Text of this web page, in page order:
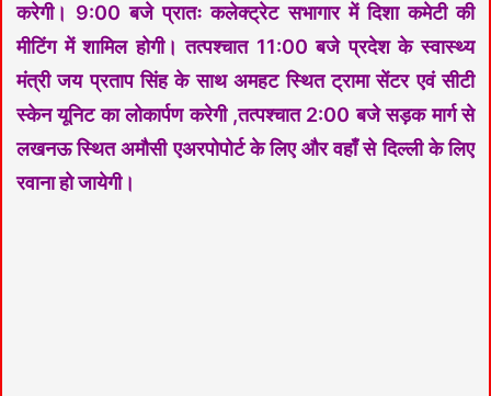
करेगी। 9:00 बजे प्रातः कलेक्ट्रेट सभागार में दिशा कमेटी की
मीटिंग में शामिल होगी। तत्पश्चात 11:00 बजे प्रदेश के स्वास्थ्य
मंत्री जय प्रताप सिंह के साथ अमहट स्थित ट्रामा सेंटर एवं सीटी
स्केन यूनिट का लोकार्पण करेगी ,तत्पश्चात 2:00 बजे सड़क मार्ग से
लखनऊ स्थित अमौसी एअरपोपोर्ट के लिए और वहाँ से दिल्ली के लिए
रवाना हो जायेगी।